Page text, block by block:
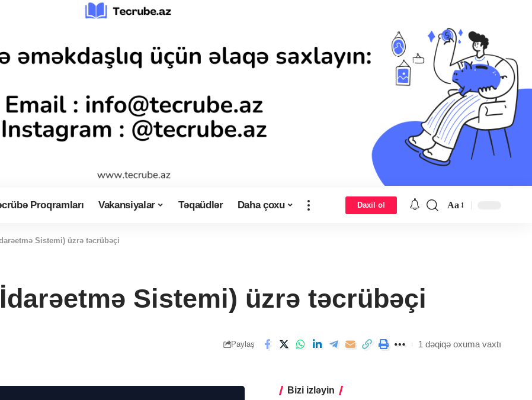
Proqramları Vakansiyalar Təqaüdlər Daha çoxu Daxil ol Aa
Sistemi) üzrə təcrübəçi
Sistemi) üzrə təcrübəçi
Paylaş 1 dəqiqə oxuma vaxtı
Bizi izləyin